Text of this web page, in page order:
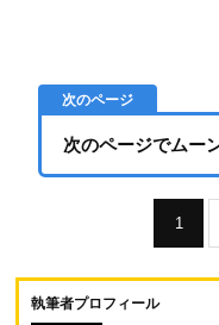
次のページでムー
1
執筆者プロフィール